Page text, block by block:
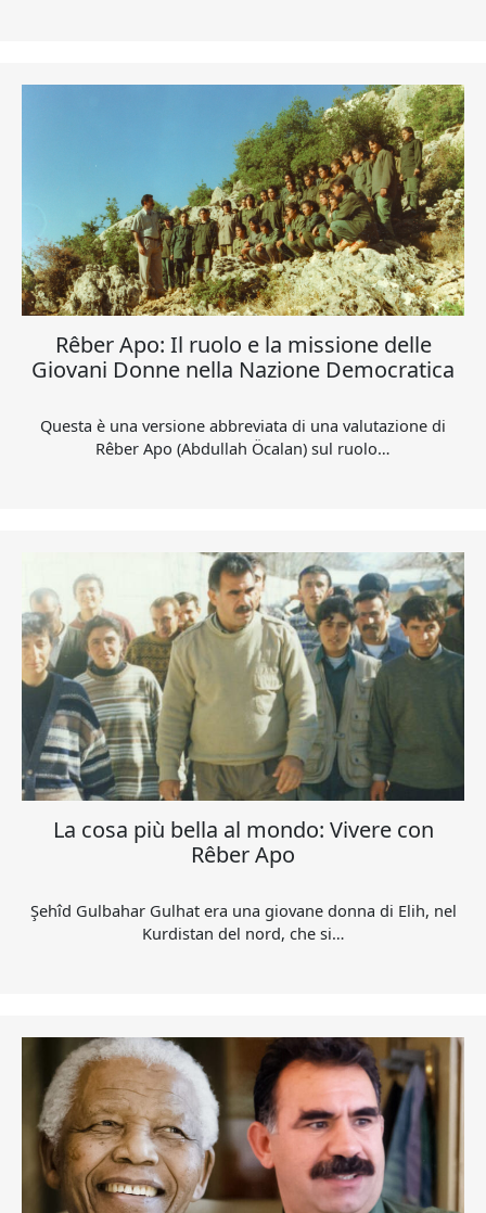
Rêber Apo: Il ruolo e la missione delle
Giovani Donne nella Nazione Democratica
Questa è una versione abbreviata di una valutazione di
Rêber Apo (Abdullah Öcalan) sul ruolo…
La cosa più bella al mondo: Vivere con
Rêber Apo
Şehîd Gulbahar Gulhat era una giovane donna di Elih, nel
Kurdistan del nord, che si…